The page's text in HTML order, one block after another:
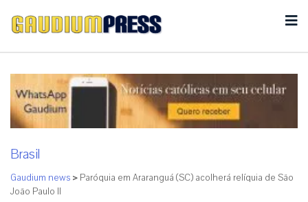
Brasil
Gaudium news > Paróquia em Araranguá (SC) acolherá relíquia de São
João Paulo II